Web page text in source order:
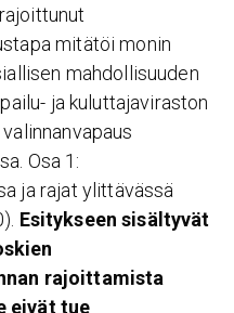
mitätöi monin
mahdollisuuden
ja kuluttajaviraston
Osa 1:
ja rajat ylittävässä
Esitykseen sisältyvät
rajoittamista
eivät tue